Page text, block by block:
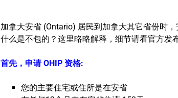
加拿大安省 (Ontario) 居民到加拿大其它省份时
什么是不包的？这里略略解释，细节请看官方发
首先，申请 OHIP 资格:
您的主要住宅或住所是在安省